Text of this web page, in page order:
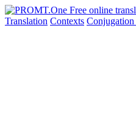
Translation Contexts Conjugation